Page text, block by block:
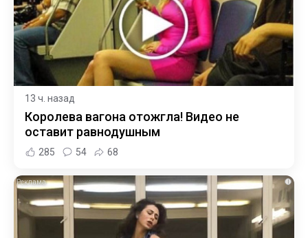
13 ч. назад
Королева вагона отожгла! Видео не
оставит равнодушным
285 54 68
i